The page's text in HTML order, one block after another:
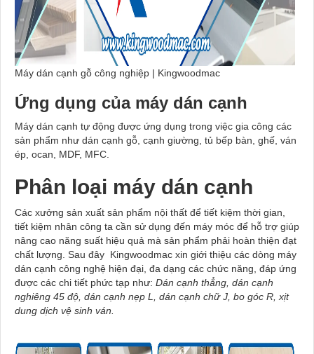
Máy dán cạnh gỗ công nghiệp | Kingwoodmac
Ứng dụng của máy dán cạnh
Máy dán cạnh tự động được ứng dụng trong việc gia công các
sản phẩm như dán cạnh gỗ, cạnh giường, tủ bếp bàn, ghế, ván
ép, ocan, MDF, MFC.
Phân loại máy dán cạnh
Các xưởng sản xuất sản phẩm nội thất để tiết kiệm thời gian,
tiết kiệm nhân công ta cần sử dụng đến máy móc để hỗ trợ giúp
nâng cao năng suất hiệu quả mà sản phẩm phải hoàn thiện đạt
chất lượng. Sau đây Kingwoodmac xin giới thiệu các dòng máy
dán cạnh công nghệ hiện đại, đa dạng các chức năng, đáp ứng
được các chi tiết phức tạp như: Dán cạnh thẳng, dán cạnh
nghiêng 45 độ, dán cạnh nẹp L, dán cạnh chữ J, bo góc R, xịt
dung dịch vệ sinh ván.